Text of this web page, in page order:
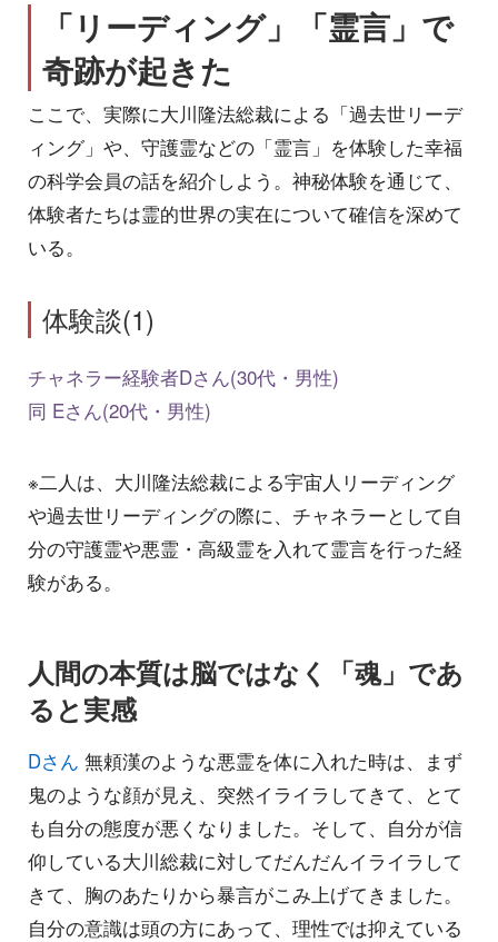
「リーディング」「霊言」で
奇跡が起きた
ここで、実際に大川隆法総裁による「過去世リーデ
ィング」や、守護霊などの「霊言」を体験した幸福
の科学会員の話を紹介しよう。神秘体験を通じて、
体験者たちは霊的世界の実在について確信を深めて
いる。
体験談(1)
チャネラー経験者Dさん(30代・男性)
同 Eさん(20代・男性)
※二人は、大川隆法総裁による宇宙人リーディング
や過去世リーディングの際に、チャネラーとして自
分の守護霊や悪霊・高級霊を入れて霊言を行った経
験がある。
人間の本質は脳ではなく「魂」であ
ると実感
Dさん 無頼漢のような悪霊を体に入れた時は、まず
鬼のような顔が見え、突然イライラしてきて、とて
も自分の態度が悪くなりました。そして、自分が信
仰している大川総裁に対してだんだんイライラして
きて、胸のあたりから暴言がこみ上げてきました。
自分の意識は頭の方にあって、理性では抑えている